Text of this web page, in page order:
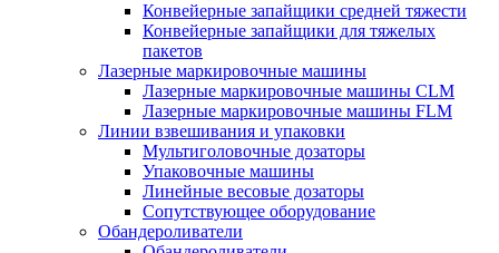
Конвейерные запайщики средней тяжести
Конвейерные запайщики для тяжелых
пакетов
Лазерные маркировочные машины
Лазерные маркировочные машины CLM
Лазерные маркировочные машины FLM
Линии взвешивания и упаковки
Мультиголовочные дозаторы
Упаковочные машины
Линейные весовые дозаторы
Сопутствующее оборудование
Обандероливатели